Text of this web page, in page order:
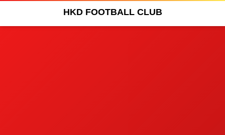
HKD FOOTBALL CLUB